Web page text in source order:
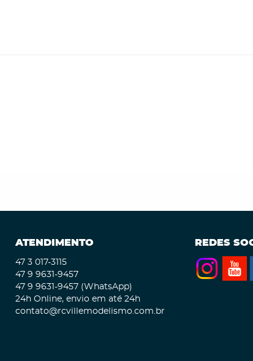
ATENDIMENTO
47 3 017-3115
47 9 9631-9457
47 9 9631-9457 (WhatsApp)
24h Online, envio em até 24h
contato@rcvillemodelismo.com.br
REDES